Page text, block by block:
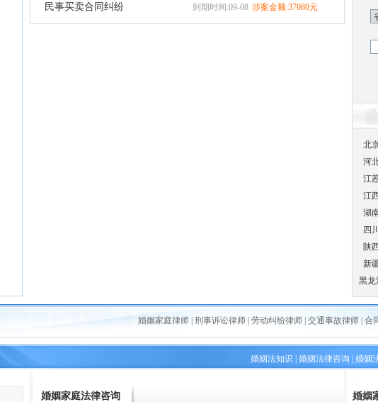
民事买卖合同纠纷 涉案金额:37080元
到期时间:09-08
北
河
江
江
湖
四
陕
新
黑龙
婚姻家庭律师 刑事诉讼律师 劳动纠纷律师 交通事故律师 合
婚姻法知识 婚姻法律咨询 婚姻
婚姻家庭法律咨询 婚姻